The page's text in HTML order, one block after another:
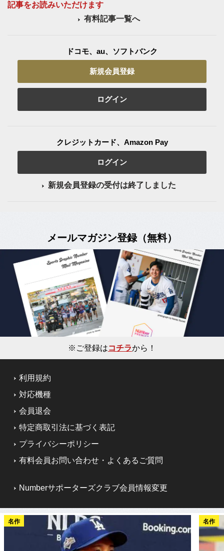
記事をお読みいただけます
有料記事一覧へ
ドコモ、au、ソフトバンク
新規会員登録
ログイン
クレジットカード、Amazon Pay
ログイン
新規会員登録の受付は終了しました
メールマガジン登録（無料）
※ご登録はコチラから！
利用規約
対応機種
会員退会
特定商取引法に基づく表記
プライバシーポリシー
有料会員お問い合わせ・よくあるご質問
Numberサポーターズクラブ会員情報変更
名作 名作